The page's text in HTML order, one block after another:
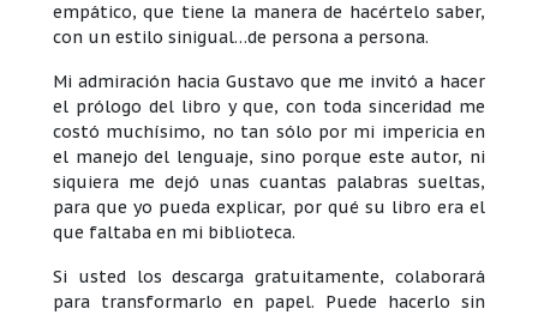
empático, que tiene la manera de hacértelo saber,
con un estilo sinigual…de persona a persona.
Mi admiración hacia Gustavo que me invitó a hacer
el prólogo del libro y que, con toda sinceridad me
costó muchísimo, no tan sólo por mi impericia en
el manejo del lenguaje, sino porque este autor, ni
siquiera me dejó unas cuantas palabras sueltas,
para que yo pueda explicar, por qué su libro era el
que faltaba en mi biblioteca.
Si usted los descarga gratuitamente, colaborará
para transformarlo en papel. Puede hacerlo sin